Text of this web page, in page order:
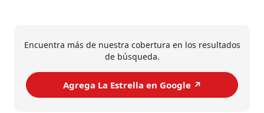
Encuentra más de nuestra cobertura en los resultados
de búsqueda.
Agrega La Estrella en Google ↗️